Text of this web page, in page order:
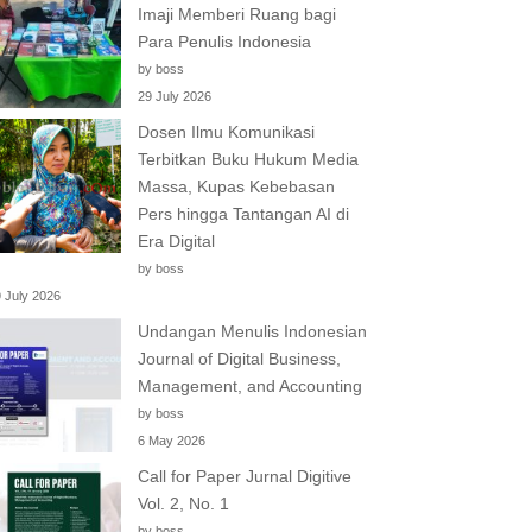
Imaji Memberi Ruang bagi
Para Penulis Indonesia
by boss
29 July 2026
Dosen Ilmu Komunikasi
Terbitkan Buku Hukum Media
Massa, Kupas Kebebasan
Pers hingga Tantangan AI di
Era Digital
by boss
July 2026
Undangan Menulis Indonesian
Journal of Digital Business,
Management, and Accounting
by boss
6 May 2026
Call for Paper Jurnal Digitive
Vol. 2, No. 1